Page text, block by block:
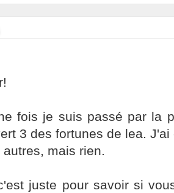
fois je suis passé par la
3 des fortunes de lea.
mais rien.
juste pour savoir si